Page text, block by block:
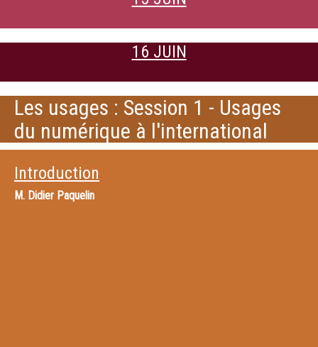
16 JUIN
Les usages : Session 1 - Usages
du numérique à l'international
Introduction
M. Didier Paquelin